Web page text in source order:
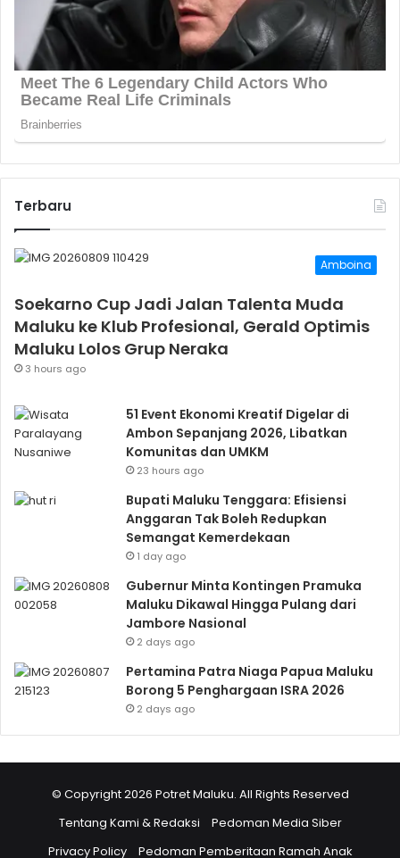
Terbaru
Amboina
Soekarno Cup Jadi Jalan Talenta Muda
Maluku ke Klub Profesional, Gerald Optimis
Maluku Lolos Grup Neraka
3 hours ago
51 Event Ekonomi Kreatif Digelar di
Ambon Sepanjang 2026, Libatkan
Komunitas dan UMKM
23 hours ago
Bupati Maluku Tenggara: Efisiensi
Anggaran Tak Boleh Redupkan
Semangat Kemerdekaan
1 day ago
Gubernur Minta Kontingen Pramuka
Maluku Dikawal Hingga Pulang dari
Jambore Nasional
2 days ago
Pertamina Patra Niaga Papua Maluku
Borong 5 Penghargaan ISRA 2026
2 days ago
© Copyright 2026 Potret Maluku. All Rights Reserved
Tentang Kami & Redaksi
Pedoman Media Siber
Privacy Policy
Pedoman Pemberitaan Ramah Anak